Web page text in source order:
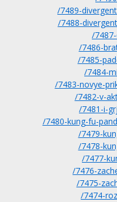
/7489-
/7488-
/
/7486-
/7485-
/7484-
/7483-novye-
/7482-v-
/7481-i-
/7480-kung-fu-
/7479-
/7478-
/7477-
/7476-
/7475-
/7474-